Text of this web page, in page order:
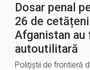
Dosar penal
26 de
Afganistan
autoutilitară
Poliţiştii de frontieră